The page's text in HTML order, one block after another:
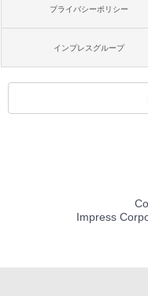
プライバシーポリシー
インプレスグループ
Impress